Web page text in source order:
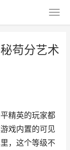
苟分艺术
精英的玩家都
戏内置的可见
，这个等级不